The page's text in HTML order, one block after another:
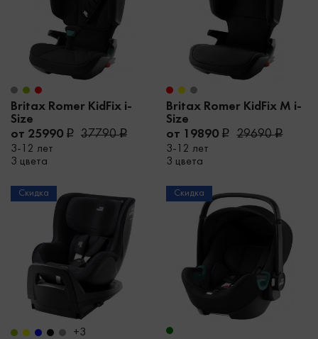
Britax Romer KidFix i-
Size
от 25990
37790
3-12 лет
3 цвета
Britax Romer KidFix M i-
Size
от 19890
29690
3-12 лет
3 цвета
+3
Скидка Скидка